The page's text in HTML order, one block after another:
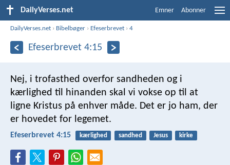
DailyVerses.net Emner Abonner
DailyVerses.net › Bibelbøger › Efeserbrevet ›4
Efeserbrevet 4:15
Nej, i trofasthed overfor sandheden og i
kærlighed til hinanden skal vi vokse op til at
ligne Kristus på enhver måde. Det er jo ham, der
er hovedet for legemet.
Efeserbrevet 4:15 kærlighed sandhed Jesus kirke